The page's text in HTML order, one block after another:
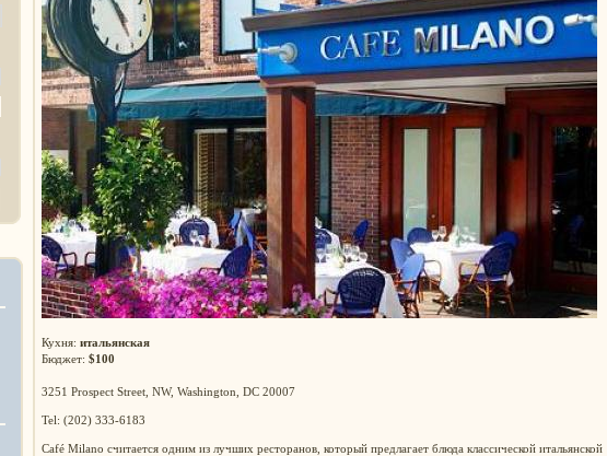
Кухня: итальянская
Бюджет: $100
3251 Prospect Street, NW, Washington, DC 20007
Tel: (202) 333-6183
Café Milano считается одним из лучших ресторанов, который предлагает блюда классической итальянской